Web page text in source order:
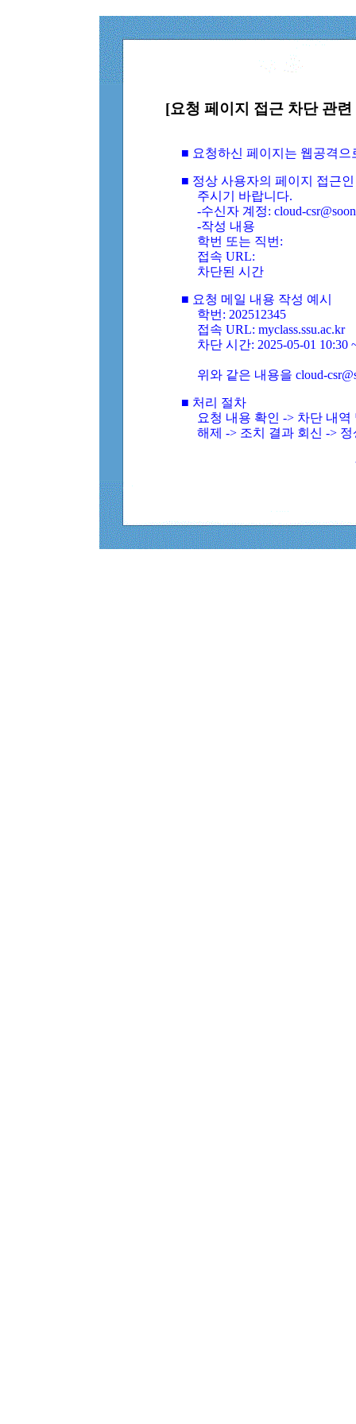
[요청 페이지 접근 차단 관
■ 요청하신 페이지는 웹공격
■ 정상 사용자의 페이지 접근
주시기 바랍니다.
-수신자 계정: cloud-
-작성 내용
학번 또는 직번:
접속 URL:
차단된 시간
■ 요청 메일 내용 작성 예시
학번: 202512345
접속 URL: myclass.ssu.ac.kr
차단 시간: 2025-05-01 10:30
위와 같은 내용을 cloud-
■ 처리 절차
요청 내용 확인 -> 차단 내
해제 -> 조치 결과 회신 ->